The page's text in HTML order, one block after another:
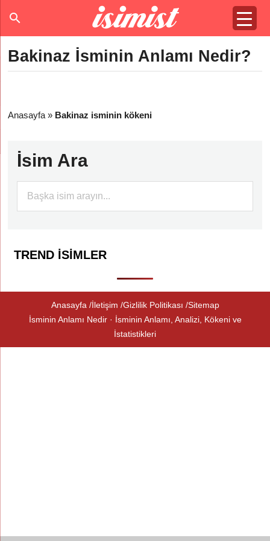
Bakinaz İsminin Anlamı Nedir?
Anasayfa » Bakinaz isminin kökeni
İsim Ara
TREND İSIMLER
Anasayfa İletişim Gizlilik Politikası Sitemap
İsminin Anlamı Nedir · İsminin Anlamı, Analizi, Kökeni ve
İstatistikleri